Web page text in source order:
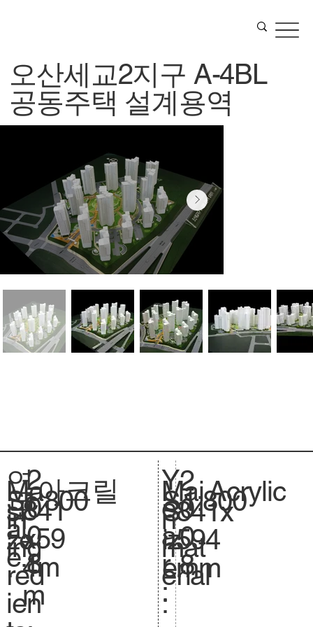
오산세교2지구 A-4BL
공동주택 설계용역
연
도
:
2
0
0
8
Ma
in
ing
red
ien
Sc
al
e.
아크릴
1:800
si
ze
.
841
x59
4m
m
Y
e
a
r
:
Mai
n
mat
erial
:
S
.
S
iz
e.
2
0
0
8
1:800
841x
594
mm
Acrylic